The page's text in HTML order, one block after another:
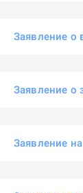
Заявление о
Заявление о
Заявление